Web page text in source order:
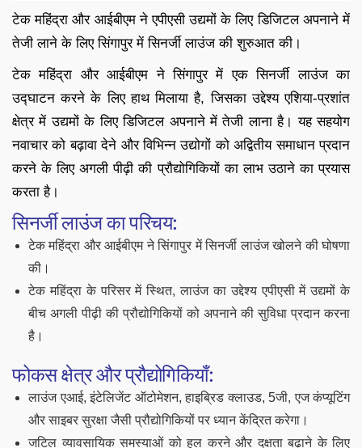
टेक महिंद्रा और आईबीएम ने एपीएसी उद्यमों के लिए डिजिटल अपनाने में
तेजी लाने के लिए सिंगापुर में सिनर्जी लाउंज की शुरुआत की।
टेक महिंद्रा और आईबीएम ने सिंगापुर में एक सिनर्जी लाउंज का
उद्घाटन करने के लिए हाथ मिलाया है, जिसका उद्देश्य एशिया-प्रशांत
क्षेत्र में उद्यमों के लिए डिजिटल अपनाने में तेजी लाना है। यह सहयोग
नवाचार को बढ़ावा देने और विभिन्न उद्योगों को अद्वितीय समाधान प्रदान
करने के लिए अगली पीढ़ी की प्रौद्योगिकियों का लाभ उठाने का प्रयास
करता है।
सिनर्जी लाउंज का परिचय:
टेक महिंद्रा और आईबीएम ने सिंगापुर में सिनर्जी लाउंज खोलने की घोषणा
की।
टेक महिंद्रा के परिसर में स्थित, लाउंज का उद्देश्य एपीएसी में उद्यमों के
बीच अगली पीढ़ी की प्रौद्योगिकियों को अपनाने की सुविधा प्रदान करना
है।
फोकस क्षेत्र और प्रौद्योगिकियाँ:
लाउंज एआई, इंटेलिजेंट ऑटोमेशन, हाइब्रिड क्लाउड, 5जी, एज कंप्यूटिंग
और साइबर सुरक्षा जैसी प्रौद्योगिकियों पर ध्यान केंद्रित करेगा।
जटिल व्यावसायिक समस्याओं को हल करने और दक्षता बढ़ाने के लिए